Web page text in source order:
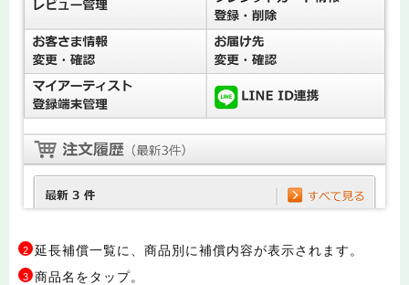
2 延長補償一覧に、商品別に補償内容が表示されます。
3 商品名をタップ。